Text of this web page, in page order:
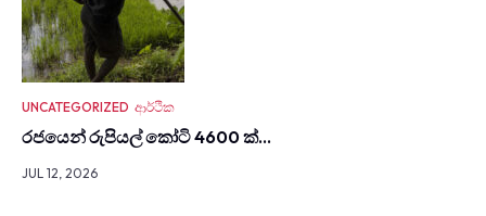
UNCATEGORIZED ආර්ථික
රජයෙන් රුපියල් කෝටි 4600 ක්…
JUL 12, 2026